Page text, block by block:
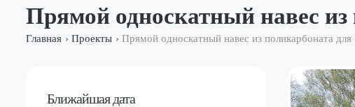
Прямой односкатный навес
Главная › Проекты › Прямой односкатный навес из поликарбоната
Ближайшая дата